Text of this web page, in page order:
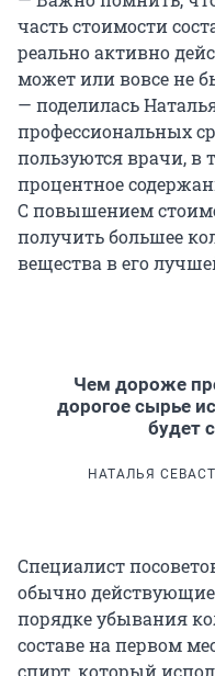
часть стоимости
реально активно
может или вовсе не
— поделилась
профессиональных
пользуются врачи, в
процентное
С повышением
получить большее
вещества в его
Чем дороже
дорогое сырье
будет
НАТАЛЬЯ
Специалист
обычно действующие
порядке убывания
составе на первом